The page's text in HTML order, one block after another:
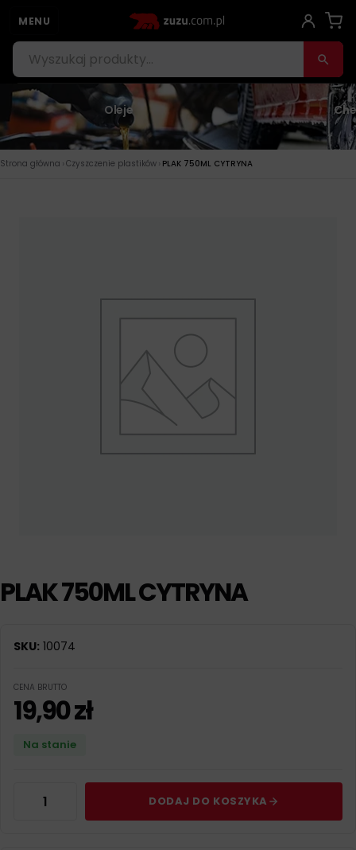
MENU
Oleje
Strona główna › Czyszczenie plastików › PLAK 750ML CYTRYNA
PLAK 750ML CYTRYNA
SKU: 10074
CENA BRUTTO
19,90zł
Na stanie
DODAJ DO KOSZYKA